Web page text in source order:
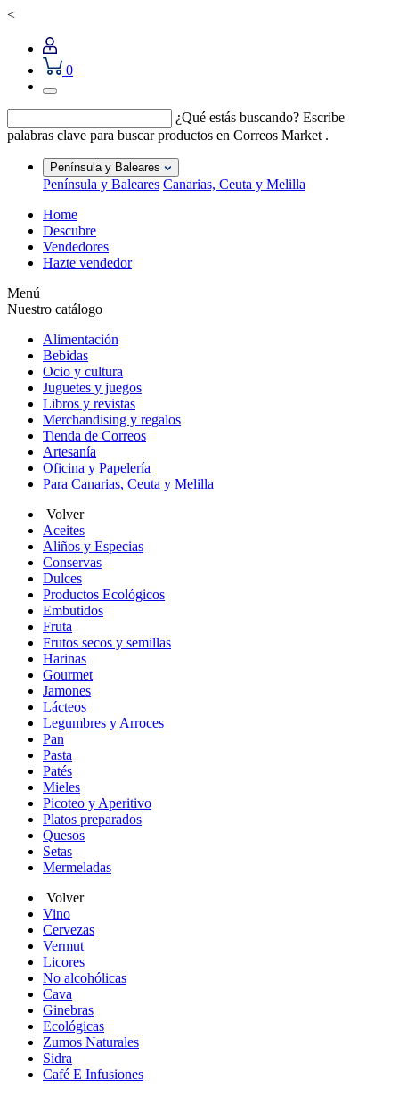
<
0
¿Qué estás buscando? Escribe
palabras clave para buscar productos en Correos Market .
Península y Baleares
Península y Baleares Canarias, Ceuta y Melilla
Home
Descubre
Vendedores
Hazte vendedor
Menú
Nuestro catálogo
Alimentación
Bebidas
Ocio y cultura
Juguetes y juegos
Libros y revistas
Merchandising y regalos
Tienda de Correos
Artesanía
Oficina y Papelería
Para Canarias, Ceuta y Melilla
Volver
Aceites
Aliños y Especias
Conservas
Dulces
Productos Ecológicos
Embutidos
Fruta
Frutos secos y semillas
Harinas
Gourmet
Jamones
Lácteos
Legumbres y Arroces
Pan
Pasta
Patés
Mieles
Picoteo y Aperitivo
Platos preparados
Quesos
Setas
Mermeladas
Volver
Vino
Cervezas
Vermut
Licores
No alcohólicas
Cava
Ginebras
Ecológicas
Zumos Naturales
Sidra
Café E Infusiones